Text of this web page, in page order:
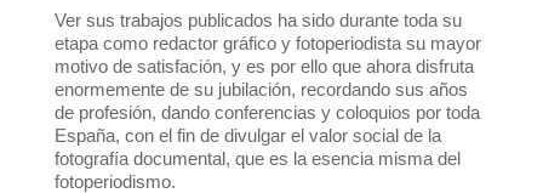
Ver sus trabajos publicados ha sido durante toda su
etapa como redactor gráfico y fotoperiodista su mayor
motivo de satisfación, y es por ello que ahora disfruta
enormemente de su jubilación, recordando sus años
de profesión, dando conferencias y coloquios por toda
España, con el fin de divulgar el valor social de la
fotografía documental, que es la esencia misma del
fotoperiodismo.